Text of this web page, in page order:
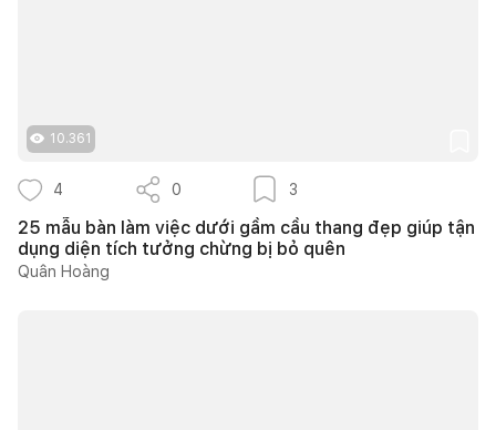
10.361
4 0 3
25 mẫu bàn làm việc dưới gầm cầu thang đẹp giúp tận
dụng diện tích tưởng chừng bị bỏ quên
Quân Hoàng